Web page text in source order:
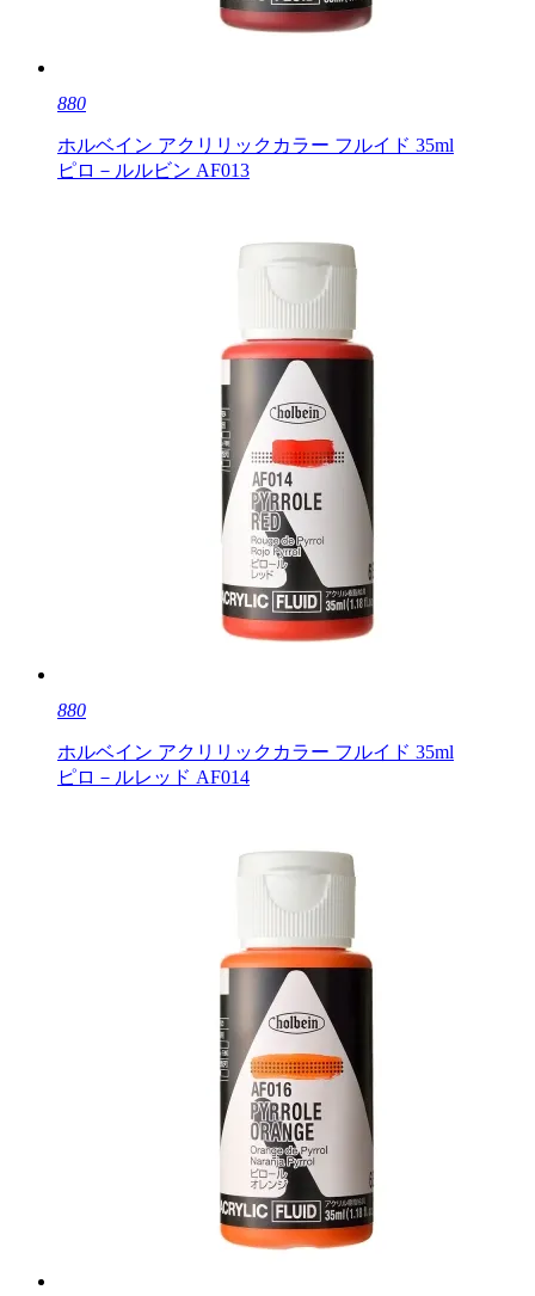
880
ホルベイン アクリリックカラー フルイド 35ml
ピロ－ルルビン AF013
880
ホルベイン アクリリックカラー フルイド 35ml
ピロ－ルレッド AF014